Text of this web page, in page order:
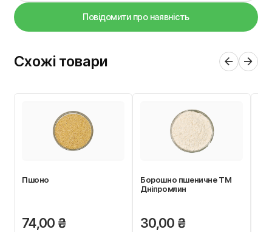
Повідомити про наявність
Схожі товари
Пшоно
74,00 ₴
Борошно пшеничне ТМ
Дніпромлин
30,00 ₴